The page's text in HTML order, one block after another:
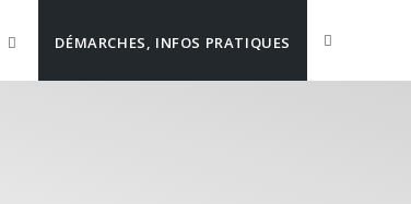
DÉMARCHES, INFOS PRATIQUES